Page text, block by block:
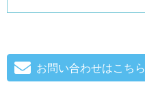
お問い合わせはこちら